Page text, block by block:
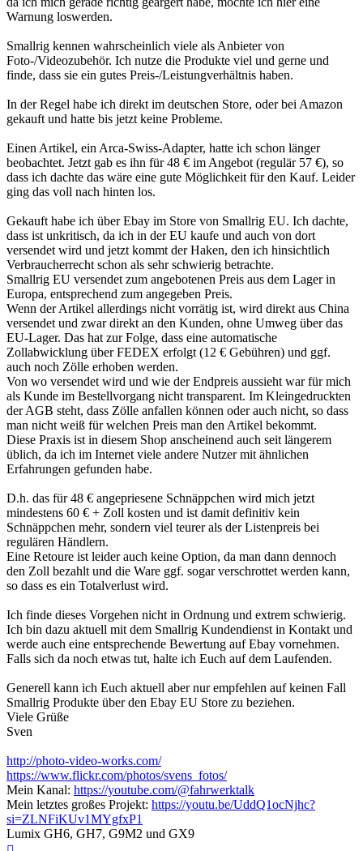
Warnung loswerden.
Smallrig kennen wahrscheinlich viele als Anbieter von
Foto-/Videozubehör. Ich nutze die Produkte viel und gerne und
finde, dass sie ein gutes Preis-/Leistungverhältnis haben.
In der Regel habe ich direkt im deutschen Store, oder bei Amazon
gekauft und hatte bis jetzt keine Probleme.
Einen Artikel, ein Arca-Swiss-Adapter, hatte ich schon länger
beobachtet. Jetzt gab es ihn für 48 € im Angebot (regulär 57 €), so
dass ich dachte das wäre eine gute Möglichkeit für den Kauf. Leider
ging das voll nach hinten los.
Gekauft habe ich über Ebay im Store von Smallrig EU. Ich dachte,
dass ist unkritisch, da ich in der EU kaufe und auch von dort
versendet wird und jetzt kommt der Haken, den ich hinsichtlich
Verbraucherrecht schon als sehr schwierig betrachte.
Smallrig EU versendet zum angebotenen Preis aus dem Lager in
Europa, entsprechend zum angegeben Preis.
Wenn der Artikel allerdings nicht vorrätig ist, wird direkt aus China
versendet und zwar direkt an den Kunden, ohne Umweg über das
EU-Lager. Das hat zur Folge, dass eine automatische
Zollabwicklung über FEDEX erfolgt (12 € Gebühren) und ggf.
auch noch Zölle erhoben werden.
Von wo versendet wird und wie der Endpreis aussieht war für mich
als Kunde im Bestellvorgang nicht transparent. Im Kleingedruckten
der AGB steht, dass Zölle anfallen können oder auch nicht, so dass
man nicht weiß für welchen Preis man den Artikel bekommt.
Diese Praxis ist in diesem Shop anscheinend auch seit längerem
üblich, da ich im Internet viele andere Nutzer mit ähnlichen
Erfahrungen gefunden habe.
D.h. das für 48 € angepriesene Schnäppchen wird mich jetzt
mindestens 60 € + Zoll kosten und ist damit definitiv kein
Schnäppchen mehr, sondern viel teurer als der Listenpreis bei
regulären Händlern.
Eine Retoure ist leider auch keine Option, da man dann dennoch
den Zoll bezahlt und die Ware ggf. sogar verschrottet werden kann,
so dass es ein Totalverlust wird.
Ich finde dieses Vorgehen nicht in Ordnung und extrem schwierig.
Ich bin dazu aktuell mit dem Smallrig Kundendienst in Kontakt und
werde auch eine entsprechende Bewertung auf Ebay vornehmen.
Falls sich da noch etwas tut, halte ich Euch auf dem Laufenden.
Generell kann ich Euch aktuell aber nur empfehlen auf keinen Fall
Smallrig Produkte über den Ebay EU Store zu beziehen.
Viele Grüße
Sven
http://photo-video-works.com/
https://www.flickr.com/photos/svens_fotos/
Mein Kanal: https://youtube.com/@fahrwerktalk
Mein letztes großes Projekt: https://youtu.be/UddQ1ocNjhc?
si=ZLNFiKUv1MYgfxP1
Lumix GH6, GH7, G9M2 und GX9